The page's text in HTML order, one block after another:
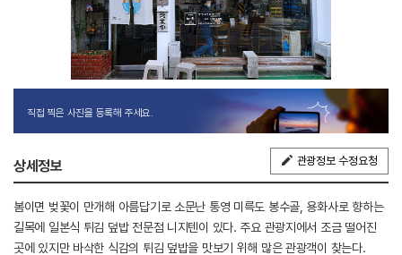
직접 찍은 사진을 등록해 주세요.
상세정보 관광정보 수정요청
봄이면 벚꽃이 만개해 아름답기로 소문난 통영 미륵도 봉수골, 용화사로 향하는
길목에 일본식 튀김 덮밥 전문점 니지텐이 있다. 주요 관광지에서 조금 떨어진
곳에 있지만 바삭한 식감의 튀김 덮밥을 맛보기 위해 많은 관광객이 찾는다.